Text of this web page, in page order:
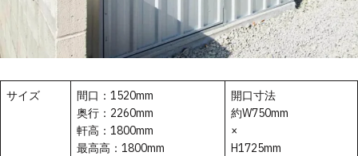
サイズ
間口：1520mm
奥行：2260mm
軒高：1800mm
最高高：1800mm
開口寸法
約W750mm
×
H1725mm